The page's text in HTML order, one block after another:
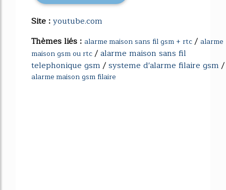
Site :youtube.com
Thèmes liés : alarme maison sans fil gsm + rtc/ alarme
maison gsm ou rtc/alarme maison sans fil
telephonique gsm/systeme d'alarme filaire gsm/
alarme maison gsm filaire